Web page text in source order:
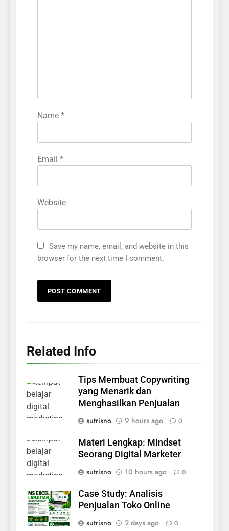
Name *
Email *
Website
Save my name, email, and website in this
browser for the next time I comment.
Related Info
Tips Membuat Copywriting
yang Menarik dan
Menghasilkan Penjualan
sutrisno
9 hours ago 0
Materi Lengkap: Mindset
Seorang Digital Marketer
sutrisno
10 hours ago 0
Case Study: Analisis
Penjualan Toko Online
sutrisno
2 days ago 0